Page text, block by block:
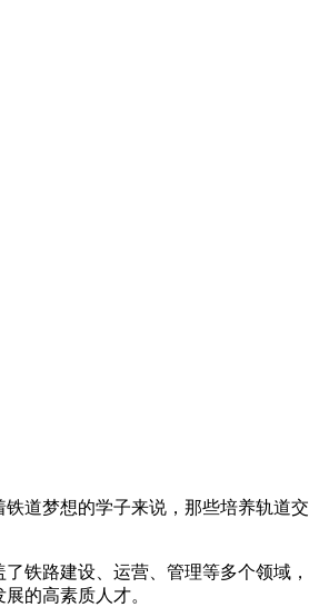
道梦想的学子来说，那些培养轨道
铁路建设、运营、管理等多个领域
的高素质人才。